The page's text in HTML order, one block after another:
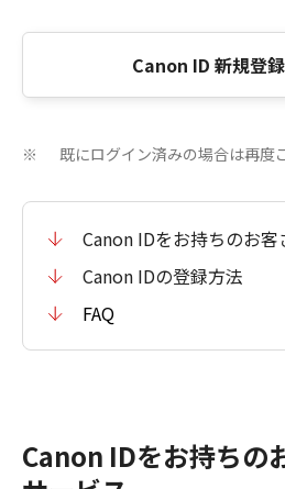
Canon ID 新規登
※ 既にログイン済みの場合は再度
Canon IDをお持ちのお
Canon IDの登録方法
FAQ
Canon IDをお持ちの